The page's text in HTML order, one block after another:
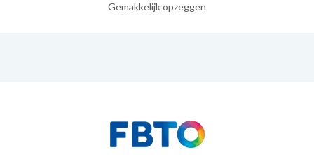
Gemakkelijk opzeggen